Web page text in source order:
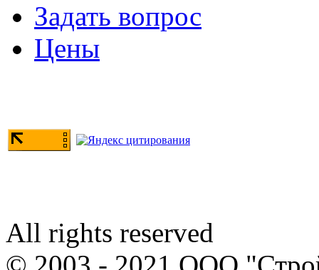
Задать вопрос
Цены
All rights reserved